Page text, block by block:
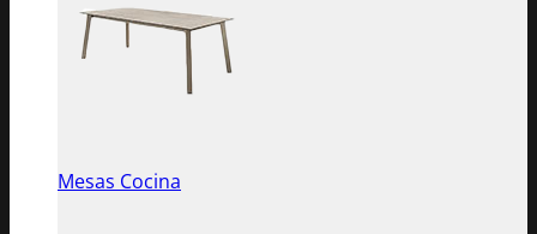
Mesas Cocina